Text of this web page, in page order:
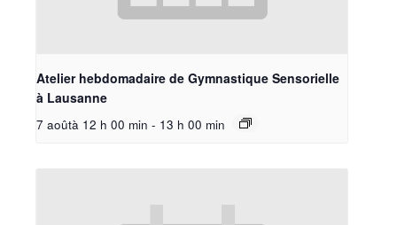
Atelier hebdomadaire de Gymnastique Sensorielle
à Lausanne
7 aoûtà 12 h 00 min - 13 h 00 min